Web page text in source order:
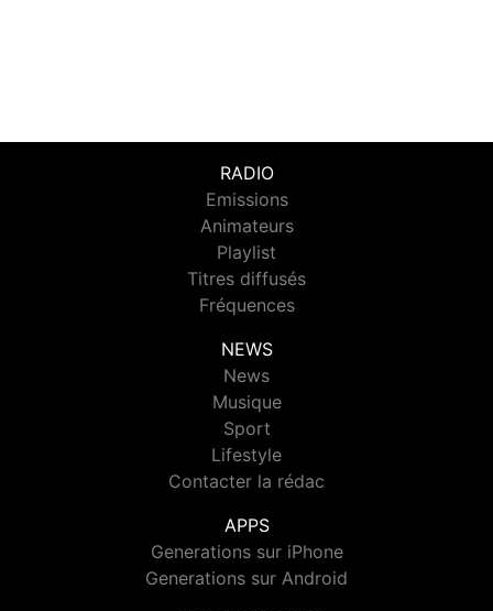
RADIO
Emissions
Animateurs
Playlist
Titres diffusés
Fréquences
NEWS
News
Musique
Sport
Lifestyle
Contacter la rédac
APPS
Generations sur iPhone
Generations sur Android